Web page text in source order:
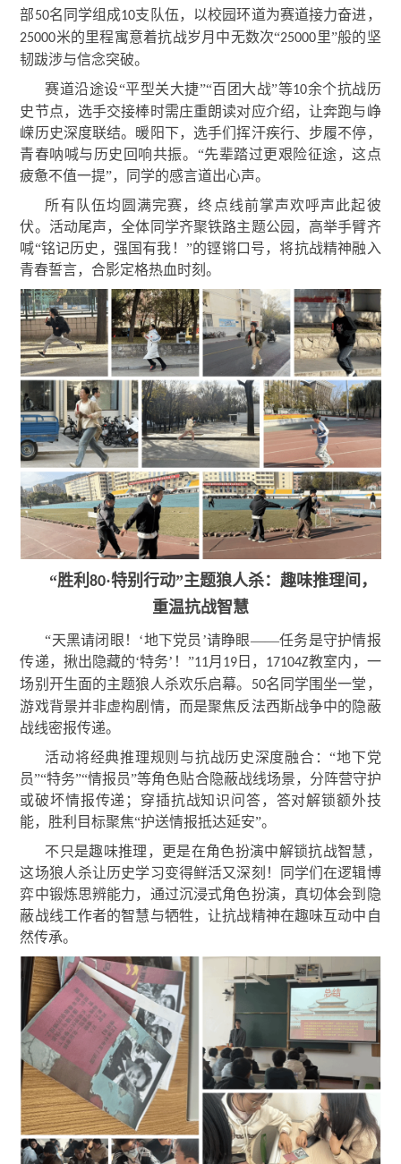
部50名同学组成10支队伍，以校园环道为赛道接力奋进，
25000米的里程寓意着抗战岁月中无数次“25000里”般的坚
韧跋涉与信念突破。
赛道沿途设“平型关大捷”“百团大战”等10余个抗战历
史节点，选手交接棒时需庄重朗读对应介绍，让奔跑与峥
嵘历史深度联结。暖阳下，选手们挥汗疾行、步履不停，
青春呐喊与历史回响共振。“先辈踏过更艰险征途，这点
疲惫不值一提”，同学的感言道出心声。
所有队伍均圆满完赛，终点线前掌声欢呼声此起彼
伏。活动尾声，全体同学齐聚铁路主题公园，高举手臂齐
喊“铭记历史，强国有我！”的铿锵口号，将抗战精神融入
青春誓言，合影定格热血时刻。
“胜利80·特别行动”主题狼人杀：趣味推理间，
重温抗战智慧
“天黑请闭眼！‘地下党员’请睁眼——任务是守护情报
传递，揪出隐藏的‘特务’！”11月 19日， 17104Z教室内，一
场别开生面的主题狼人杀欢乐启幕。
50名同学围坐一堂，
游戏背景并非虚构剧情，而是聚焦反法西斯战争中的隐蔽
战线密报传递。
活动将经典推理规则与抗战历史深度融合：“地下党
员”“特务”“情报员”等角色贴合隐蔽战线场景，分阵营守护
或破坏情报传递；穿插抗战知识问答，答对解锁额外技
能，胜利目标聚焦“护送情报抵达延安”。
不只是趣味推理，更是在角色扮演中解锁抗战智慧，
这场狼人杀让历史学习变得鲜活又深刻！同学们在逻辑博
弈中锻炼思辨能力，通过沉浸式角色扮演，真切体会到隐
蔽战线工作者的智慧与牺牲，让抗战精神在趣味互动中自
然传承。